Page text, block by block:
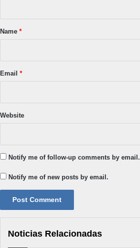
*
Name *
Email *
Website
Notify me of follow-up comments by email.
Notify me of new posts by email.
Noticias Relacionadas